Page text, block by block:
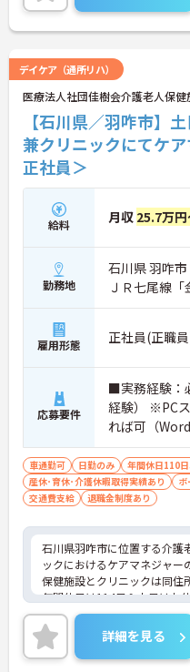
デイケア（通所リハ）
医療法人社団佳樹会介護老人保
【石川県／羽咋市】
兼クリニックにてケ
正社員＞
給料 月収 25.7万
勤務地
石川県 羽咋
ＪＲ七尾線
雇用形態 正社員(正職
応募要件
■実務経験：
経験） ※PC
れば可（
車通勤可 日勤のみ 年間休日110
産休･育休･介護休暇取得実績あり
ボ
交通費支給
退職金制度あり
石川県羽咋市に位置する介護
ックにおけるケアマネジャー
保健施設とクリニックは同住
年間休日は114日＆土日はお
トを大切にしながらご勤務い
ご興味のある方には、面接対
に詳細をご案内しますのでお
い！
詳細を見る